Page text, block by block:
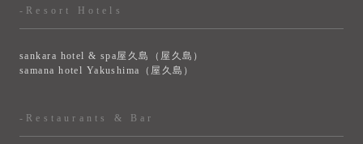
-Resort Hotels
sankara hotel & spa屋久島（屋久島）
samana hotel Yakushima（屋久島）
-Restaurants & Bar